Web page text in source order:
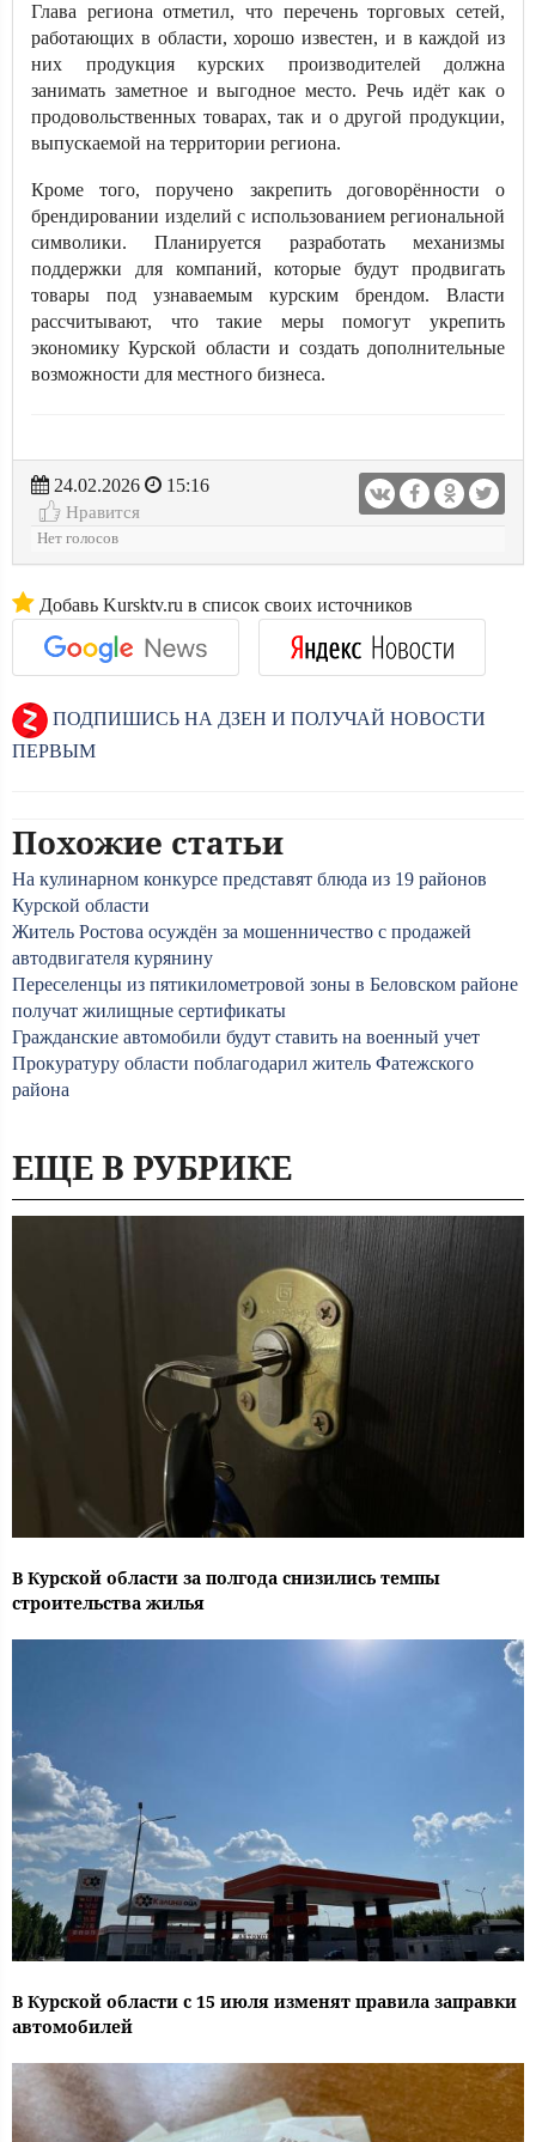
Глава региона отметил, что перечень торговых сетей,
работающих в области, хорошо известен, и в каждой из
них продукция курских производителей должна
занимать заметное и выгодное место. Речь идёт как о
продовольственных товарах, так и о другой продукции,
выпускаемой на территории региона.
Кроме того, поручено закрепить договорённости о
брендировании изделий с использованием региональной
символики. Планируется разработать механизмы
поддержки для компаний, которые будут продвигать
товары под узнаваемым курским брендом. Власти
рассчитывают, что такие меры помогут укрепить
экономику Курской области и создать дополнительные
возможности для местного бизнеса.
24.02.2026
15:16
Нравится
Нет голосов
Добавь Kursktv.ru в список своих источников
ПОДПИШИСЬ НА ДЗЕН И ПОЛУЧАЙ НОВОСТИ
ПЕРВЫМ
Похожие статьи
На кулинарном конкурсе представят блюда из 19 районов
Курской области
Житель Ростова осуждён за мошенничество с продажей
автодвигателя курянину
Переселенцы из пятикилометровой зоны в Беловском районе
получат жилищные сертификаты
Гражданские автомобили будут ставить на военный учет
Прокуратуру области поблагодарил житель Фатежского
района
ЕЩЕ В РУБРИКЕ
В Курской области за полгода снизились темпы
строительства жилья
В Курской области с 15 июля изменят правила заправки
автомобилей